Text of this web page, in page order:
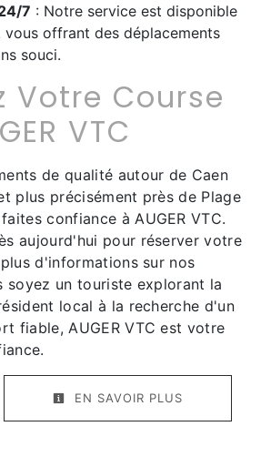
7 : Notre service est disponible
vous offrant des déplacements
souci.
Votre Course
VTC
de qualité autour de Caen
plus précisément près de Plage
confiance à AUGER VTC.
aujourd'hui pour réserver votre
d'informations sur nos
soyez un touriste explorant la
local à la recherche d'un
fiable, AUGER VTC est votre
EN SAVOIR PLUS